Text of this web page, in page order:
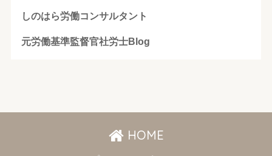
しのはら労働コンサルタント
元労働基準監督官社労士Blog
HOME